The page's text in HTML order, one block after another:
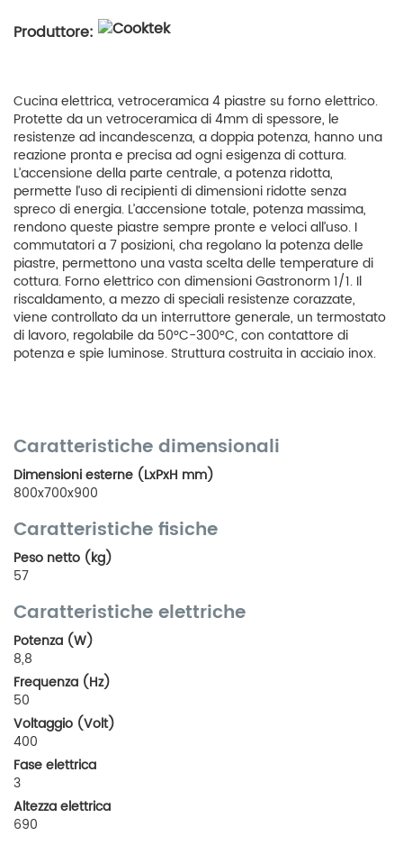
Produttore:
Cucina elettrica, vetroceramica 4 piastre su forno elettrico.
Protette da un vetroceramica di 4mm di spessore, le
resistenze ad incandescenza, a doppia potenza, hanno una
reazione pronta e precisa ad ogni esigenza di cottura.
L’accensione della parte centrale, a potenza ridotta,
permette l’uso di recipienti di dimensioni ridotte senza
spreco di energia. L’accensione totale, potenza massima,
rendono queste piastre sempre pronte e veloci all’uso. I
commutatori a 7 posizioni, cha regolano la potenza delle
piastre, permettono una vasta scelta delle temperature di
cottura. Forno elettrico con dimensioni Gastronorm 1/1. Il
riscaldamento, a mezzo di speciali resistenze corazzate,
viene controllato da un interruttore generale, un termostato
di lavoro, regolabile da 50°C-300°C, con contattore di
potenza e spie luminose. Struttura costruita in acciaio inox.
Caratteristiche dimensionali
Dimensioni esterne (LxPxH mm)
800x700x900
Caratteristiche fisiche
Peso netto (kg)
57
Caratteristiche elettriche
Potenza (W)
8,8
Frequenza (Hz)
50
Voltaggio (Volt)
400
Fase elettrica
3
Altezza elettrica
690